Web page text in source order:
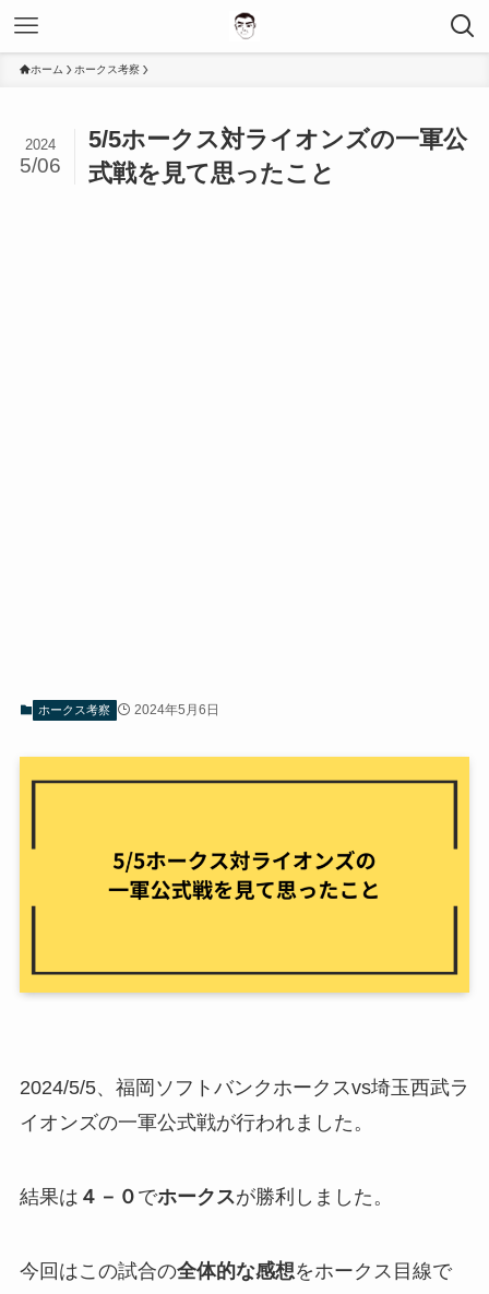
ホーム ホークス考察
5/5ホークス対ライオンズの一軍公
式戦を見て思ったこと
2024
5/06
ホークス考察 2024年5月6日
2024/5/5、福岡ソフトバンクホークスvs埼玉西武ラ
イオンズの一軍公式戦が行われました。
結果は ４－０ でホークスが勝利しました。
今回はこの試合の全体的な感想をホークス目線で